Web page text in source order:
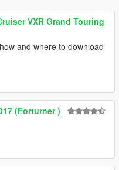
VXR Grand Touring
and where to download
(Forturner )